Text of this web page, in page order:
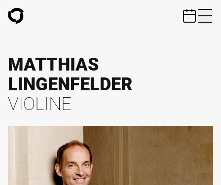
ZUM HAUPTINHALT SPRINGEN
MATTHIAS
LINGENFELDER
VIOLINE